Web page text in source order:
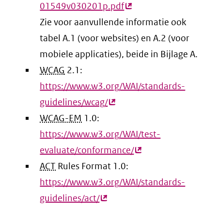
01549v030201p.pdf(externe
link)
Zie voor aanvullende informatie ook
tabel A.1 (voor websites) en A.2 (voor
mobiele applicaties), beide in Bijlage A.
WCAG 2.1:
https://www.w3.org/WAI/standards-
guidelines/wcag/(externe
WCAG-EM 1.0:
https://www.w3.org/WAI/test-
evaluate/conformance/(externe
ACT Rules Format 1.0:
https://www.w3.org/WAI/standards-
guidelines/act/(externe